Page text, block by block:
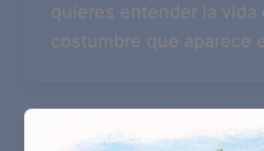
quieres entender la vida
costumbre que aparece